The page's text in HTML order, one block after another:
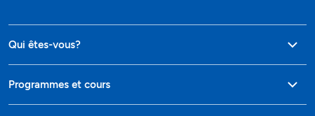
Qui êtes-vous?
Programmes et cours